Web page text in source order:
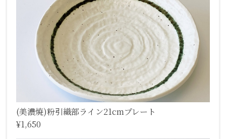
(美濃焼)粉引織部ライン21cmプレート
¥1,650